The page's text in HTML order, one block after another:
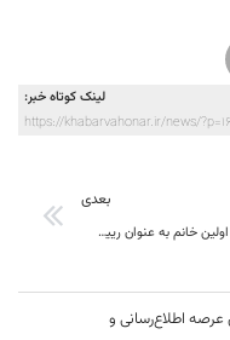
لینک کوتاه خبر:
https://khabarvahonar.ir/news/
بعدی
انتصاب اولین خانم به عنوان رییس اداره آموزش پرورش در استان خراسان جنوبی
اطلاع‌رسانی و